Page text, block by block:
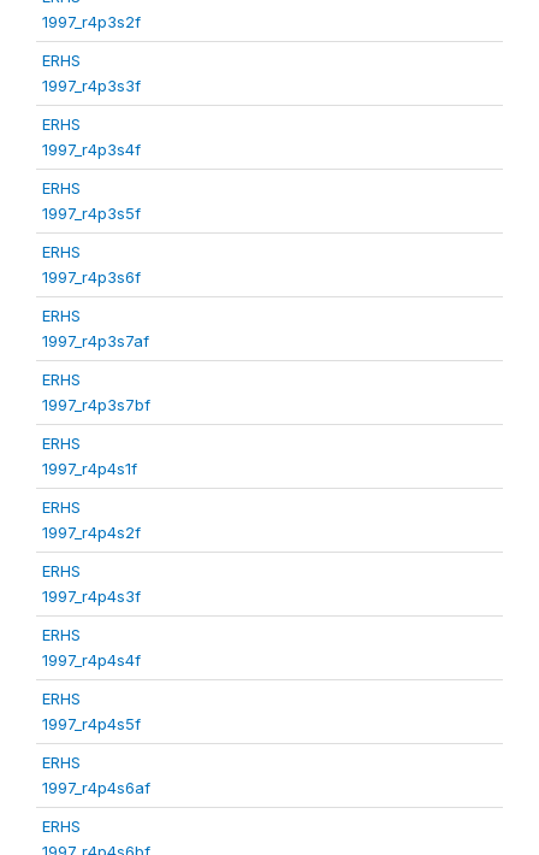
1997_r4p3s2f
ERHS
1997_r4p3s3f
ERHS
1997_r4p3s4f
ERHS
1997_r4p3s5f
ERHS
1997_r4p3s6f
ERHS
1997_r4p3s7af
ERHS
1997_r4p3s7bf
ERHS
1997_r4p4s1f
ERHS
1997_r4p4s2f
ERHS
1997_r4p4s3f
ERHS
1997_r4p4s4f
ERHS
1997_r4p4s5f
ERHS
1997_r4p4s6af
ERHS
1997_r4p4s6bf